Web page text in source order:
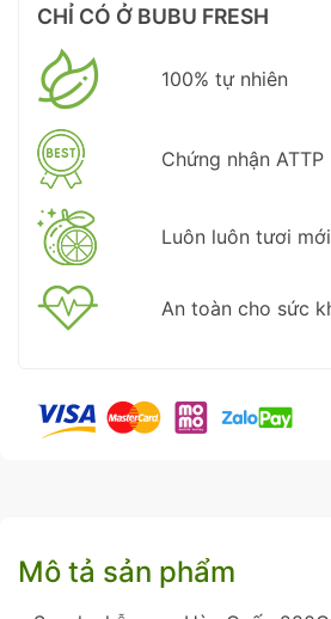
CHỈ CÓ Ở BUBU FRESH
100% tự nhiên
Chứng nhận ATTP
Luôn luôn tươi mới
An toàn cho sức
Mô tả sản phẩm